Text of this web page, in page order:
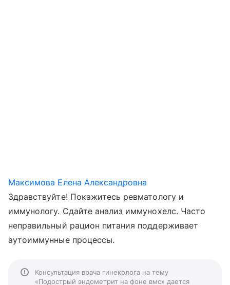
Максимова Елена Александровна
Здравствуйте! Покажитесь ревматологу и
иммунологу. Сдайте анализ иммунохелс. Часто
неправильный рацион питания поддерживает
аутоиммунные процессы.
Консультация врача гинеколога на тему
«Подострый эндометрит на фоне вмс» дается